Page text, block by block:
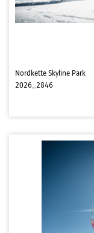
Nordkette Skyline Park
2026_2846